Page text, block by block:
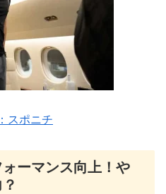
スポニチ
ーマンス向上！や